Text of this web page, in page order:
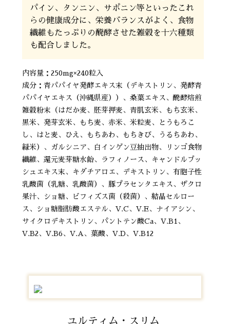
パイン、タンニン、サポニン等といったこれ
らの健康成分に、栄養バランスがよく、食物
繊維もたっぷりの醗酵させた雑穀を十六種類
も配合しました。
内容量：250mg×240粒入
成分：青パパイヤ発酵エキス末（デキストリン、発酵青
パパイヤエキス（沖縄県産））、桑葉エキス、醗酵焙煎
雑穀粉末（はだか麦、胚芽押麦、青肌玄米、もち玄米、
黒米、発芽玄米、もち麦、赤米、米粒麦、とうもろこ
し、はと麦、ひえ、もちあわ、もちきび、うるちあわ、
緑米）、ガルシニア、白インゲン豆抽出物、リンゴ食物
繊維、還元麦芽糖水飴、ラフィノース、キャンドルブッ
シュエキス末、キダチアロエ、デキストリン、有胞子性
乳酸菌（乳糖、乳酸菌）、豚プラセンタエキス、ザクロ
果汁、ショ糖、ビフィズス菌（殺菌）、結晶セルロー
ス、ショ糖脂肪酸エステル、V.C、V.E、ナイアシン、
サイクロデキストリン、パントテン酸Ca、V.B1、
V.B2、V.B6、V.A、葉酸、V.D、V.B12
ユルティム・スリム